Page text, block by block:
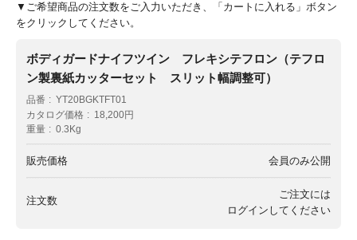
▼ご希望商品の注文数をご入力いただき、「カートに入れる」ボタン
をクリックしてください。
ボディガードナイフツイン フレキシテフロン（テフロ
ン製裏紙カッターセット スリット幅調整可）
品番
YT20BGKTFT01
カタログ価格
18,200円
重量
0.3Kg
販売価格 会員のみ公開
注文数
ご注文には
ログイン してください